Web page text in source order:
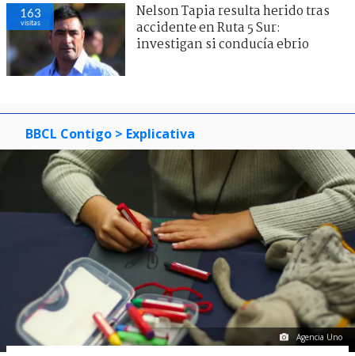
163
visitas
Nelson Tapia resulta herido tras
accidente en Ruta 5 Sur:
investigan si conducía ebrio
BBCL Contigo > Explicativa
Agencia Uno